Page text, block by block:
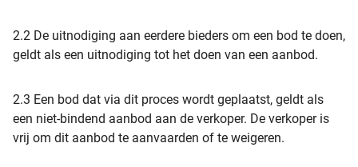
2.2 De uitnodiging aan eerdere bieders om een bod te doen,
geldt als een uitnodiging tot het doen van een aanbod.
2.3 Een bod dat via dit proces wordt geplaatst, geldt als
een niet-bindend aanbod aan de verkoper. De verkoper is
vrij om dit aanbod te aanvaarden of te weigeren.